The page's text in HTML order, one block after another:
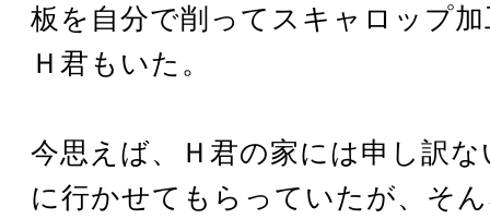
板を自分で削ってスキャロップ
Ｈ君もいた。
今思えば、Ｈ君の家には申し訳
に行かせてもらっていたが、そ